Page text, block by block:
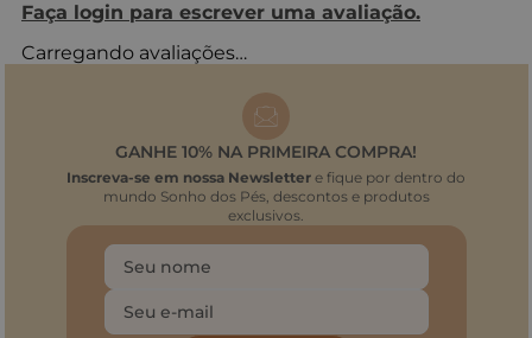
Faça login para escrever uma avaliação.
Carregando avaliações…
GANHE 10% NA PRIMEIRA COMPRA!
Inscreva-se em nossa Newsletter e fique por dentro do
mundo Sonho dos Pés, descontos e produtos
exclusivos.